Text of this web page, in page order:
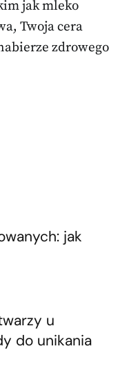
jak mleko
Twoja cera
zdrowego
jak
u
do unikania